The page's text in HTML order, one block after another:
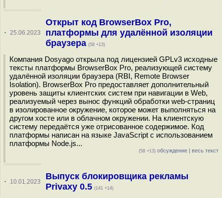
· 25.06.2023
Открыт код BrowserBox Pro,
платформы для удалённой изоляции
браузера (58 +13)
Компания Dosyago открыла под лицензией GPLv3 исходные
тексты платформы BrowserBox Pro, реализующей систему
удалённой изоляции браузера (RBI, Remote Browser
Isolation). BrowserBox Pro предоставляет дополнительный
уровень защиты клиентских систем при навигации в Web,
реализуемый через вынос функций обработки web-страниц
в изолированное окружение, которое может выполняться на
другом хосте или в облачном окружении. На клиентскую
систему передаётся уже отрисованное содержимое. Код
платформы написан на языке JavaScript с использованием
платформы Node.js...
(58 +13) обсуждение | весь текст
· 10.01.2023
Выпуск блокировщика рекламы
Privaxy 0.5 (141 +14)